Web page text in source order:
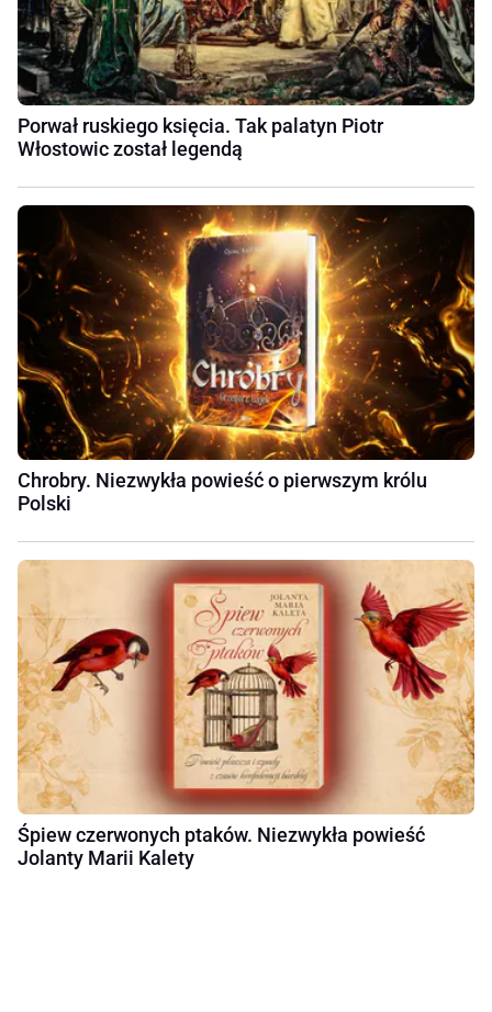
Porwał ruskiego księcia. Tak palatyn Piotr
Włostowic został legendą
Chrobry. Niezwykła powieść o pierwszym królu
Polski
Śpiew czerwonych ptaków. Niezwykła powieść
Jolanty Marii Kalety